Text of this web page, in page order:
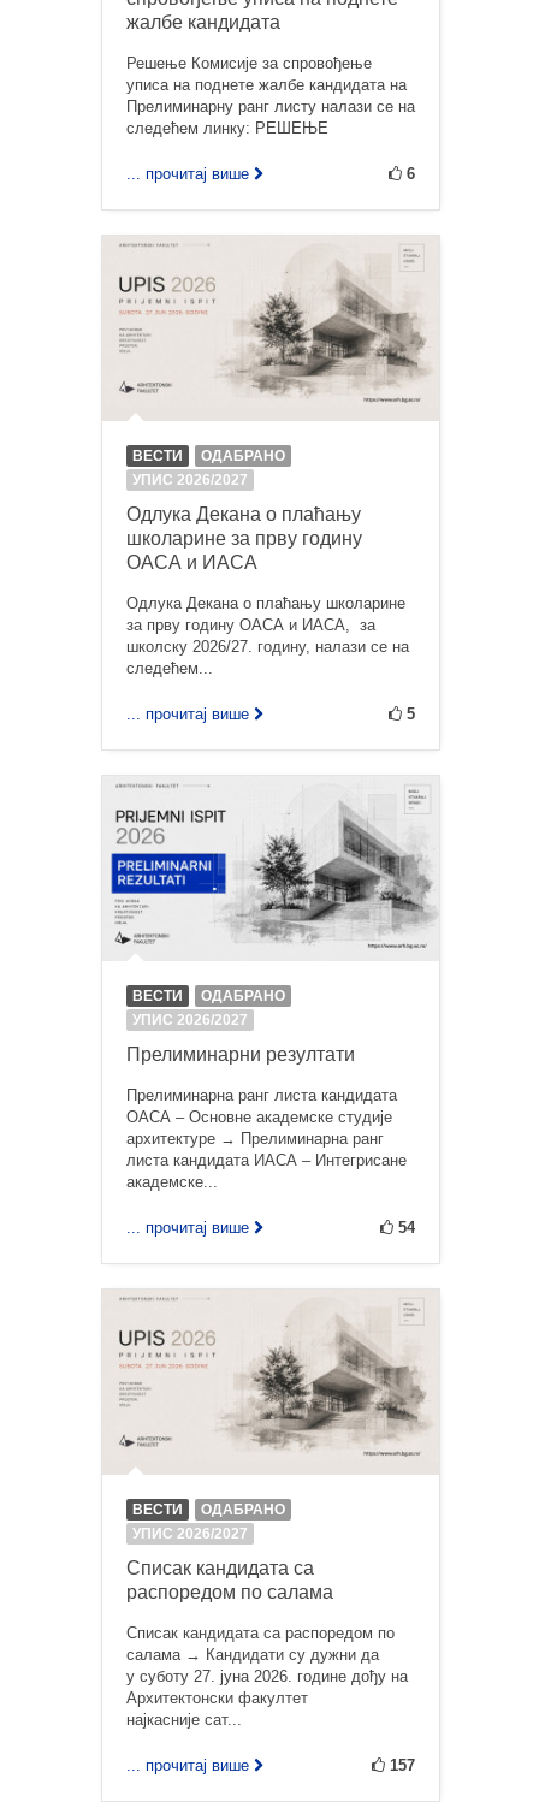
жалбе кандидата
Решење Комисије за спровођење
уписа на поднете жалбе кандидата на
Прелиминарну ранг листу налази се на
следећем линку: РЕШЕЊЕ
... прочитај више 6
ВЕСТИ
ОДАБРАНО
УПИС 2026/2027
Одлука Декана о плаћању
школарине за прву годину
ОАСА и ИАСА
Одлука Декана о плаћању школарине
за прву годину ОАСА и ИАСА, за
школску 2026/27. годину, налази се на
следећем...
... прочитај више 5
ВЕСТИ
ОДАБРАНО
УПИС 2026/2027
Прелиминарни резултати
Прелиминарна ранг листа кандидата
ОАСА – Основне академске студије
архитектуре → Прелиминарна ранг
листа кандидата ИАСА – Интегрисане
академске...
... прочитај више 54
ВЕСТИ
ОДАБРАНО
УПИС 2026/2027
Списак кандидата са
распоредом по салама
Списак кандидата са распоредом по
салама → Кандидати су дужни да
у суботу 27. јуна 2026. године дођу на
Архитектонски факултет
најкасније сат...
... прочитај више 157